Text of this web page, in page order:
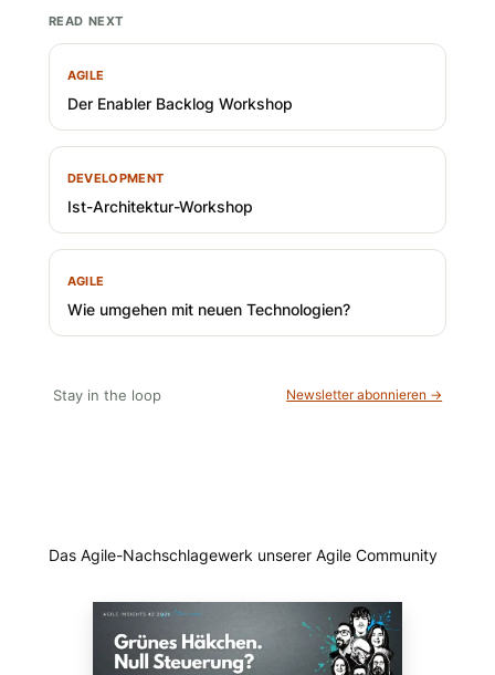
READ NEXT
AGILE
Der Enabler Backlog Workshop
DEVELOPMENT
Ist-Architektur-Workshop
AGILE
Wie umgehen mit neuen Technologien?
Stay in the loop Newsletter abonnieren →
Das Agile-Nachschlagewerk unserer Agile Community